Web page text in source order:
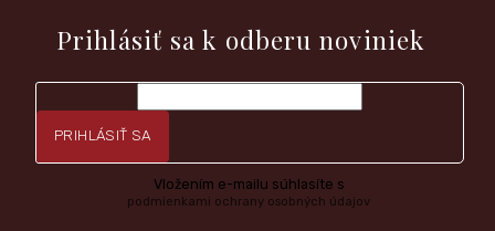
Prihlásiť sa k odberu noviniek
PRIHLÁSIŤ SA
Vložením e-mailu súhlasíte s
podmienkami ochrany osobných údajov